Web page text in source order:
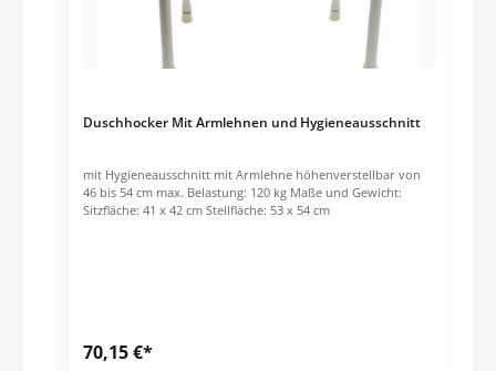
Duschhocker Mit Armlehnen und Hygieneausschnitt
mit Hygieneausschnitt mit Armlehne höhenverstellbar von
46 bis 54 cm max. Belastung: 120 kg Maße und Gewicht:
Sitzfläche: 41 x 42 cm Stellfläche: 53 x 54 cm
70,15 €*